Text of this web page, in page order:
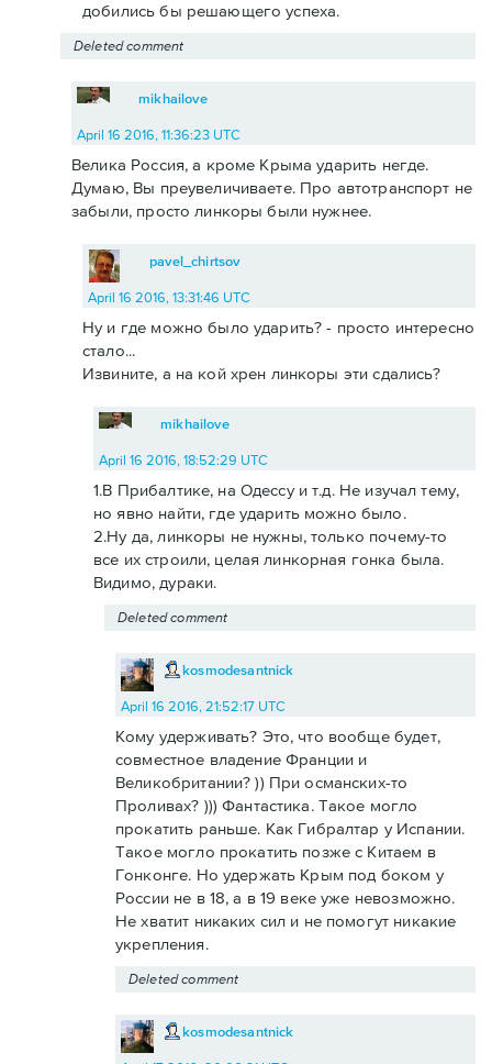
добились бы решающего успеха.
Deleted comment
mikhailove
April 16 2016, 11:36:23 UTC
Велика Россия, а кроме Крыма ударить негде.
Думаю, Вы преувеличиваете. Про автотранспорт не
забыли, просто линкоры были нужнее.
pavel_chirtsov
April 16 2016, 13:31:46 UTC
Ну и где можно было ударить? - просто интересно
стало...
Извините, а на кой хрен линкоры эти сдались?
mikhailove
April 16 2016, 18:52:29 UTC
1.В Прибалтике, на Одессу и т.д. Не изучал тему,
но явно найти, где ударить можно было.
2.Ну да, линкоры не нужны, только почему-то
все их строили, целая линкорная гонка была.
Видимо, дураки.
Deleted comment
kosmodesantnick
April 16 2016, 21:52:17 UTC
Кому удерживать? Это, что вообще будет,
совместное владение Франции и
Великобритании? )) При османских-то
Проливах? ))) Фантастика. Такое могло
прокатить раньше. Как Гибралтар у Испании.
Такое могло прокатить позже с Китаем в
Гонконге. Но удержать Крым под боком у
России не в 18, а в 19 веке уже невозможно.
Не хватит никаких сил и не помогут никакие
укрепления.
Deleted comment
kosmodesantnick